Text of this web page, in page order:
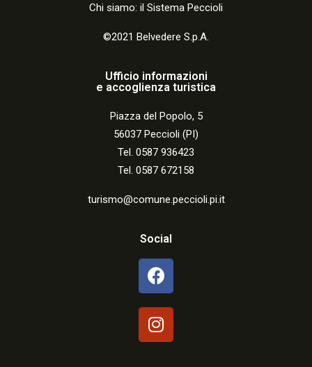
Chi siamo: il Sistema Peccioli
©2021 Belvedere S.p.A.
Ufficio informazioni
e accoglienza turistica
Piazza del Popolo, 5
56037 Peccioli (PI)
Tel. 0587 936423
Tel. 0587 672158
turismo@comune.peccioli.pi.it
Social